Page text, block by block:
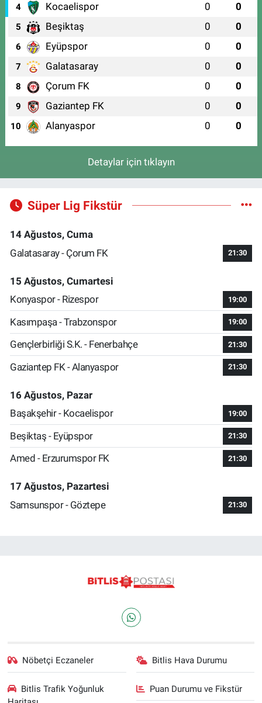
4 Kocaelispor 0 0
5 Beşiktaş 0 0
6 Eyüpspor 0 0
7 Galatasaray 0 0
8 Çorum FK 0 0
9 Gaziantep FK 0 0
10 Alanyaspor 0 0
Detaylar için tıklayın
Süper Lig Fikstür
14 Ağustos, Cuma
Galatasaray - Çorum FK
21:30
15 Ağustos, Cumartesi
Konyaspor - Rizespor
19:00
Kasımpaşa - Trabzonspor 19:00
Gençlerbirliği S.K. - Fenerbahçe 21:30
Gaziantep FK - Alanyaspor 21:30
16 Ağustos, Pazar
Başakşehir - Kocaelispor
19:00
Beşiktaş - Eyüpspor 21:30
Amed - Erzurumspor FK 21:30
17 Ağustos, Pazartesi
Samsunspor - Göztepe
21:30
Nöbetçi Eczaneler Bitlis Hava Durumu
Bitlis Trafik Yoğunluk
Puan Durumu ve Fikstür